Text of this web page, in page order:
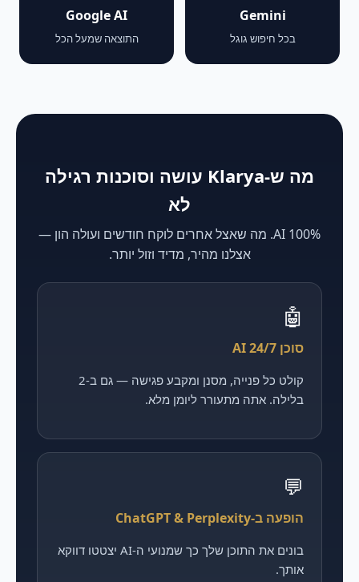
Gemini
בכל חיפוש גוגל
Google AI
התוצאה שמעל הכל
מה ש-Klarya עושה וסוכנות רגילה
לא
100% AI. מה שאצל אחרים לוקח חודשים ועולה הון —
אצלנו מהיר, מדיד וזול יותר.
🤖
סוכן AI 24/7
קולט כל פנייה, מסנן ומקבע פגישה — גם ב-2
בלילה. אתה מתעורר ליומן מלא.
💬
הופעה ב-ChatGPT & Perplexity
בונים את התוכן שלך כך שמנועי ה-AI יצטטו דווקא
אותך.